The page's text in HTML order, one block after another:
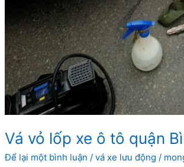
Vá vỏ lốp xe ô tô quận
Để lại một bình luận /vá xe lưu động /